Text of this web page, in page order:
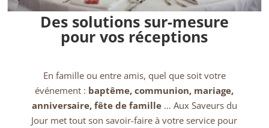
Des solutions sur-mesure
pour vos réceptions
En famille ou entre amis, quel que soit votre
événement : baptême, communion, mariage,
anniversaire, fête de famille… Aux Saveurs du
Jour met tout son savoir-faire à votre service pour